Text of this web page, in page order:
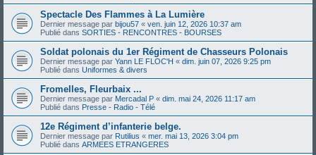
Spectacle Des Flammes à La Lumière
Dernier message par bijou57 « ven. juin 12, 2026 10:37 am
Publié dans SORTIES - RENCONTRES - BOURSES
Soldat polonais du 1er Régiment de Chasseurs Polonais
Dernier message par Yann LE FLOC'H « dim. juin 07, 2026 9:25 pm
Publié dans Uniformes & divers
Fromelles, Fleurbaix ...
Dernier message par Mercadal P « dim. mai 24, 2026 11:17 am
Publié dans Presse - Radio - Télé
12e Régiment d’infanterie belge.
Dernier message par Rutilius « mer. mai 13, 2026 3:04 pm
Publié dans ARMEES ETRANGERES